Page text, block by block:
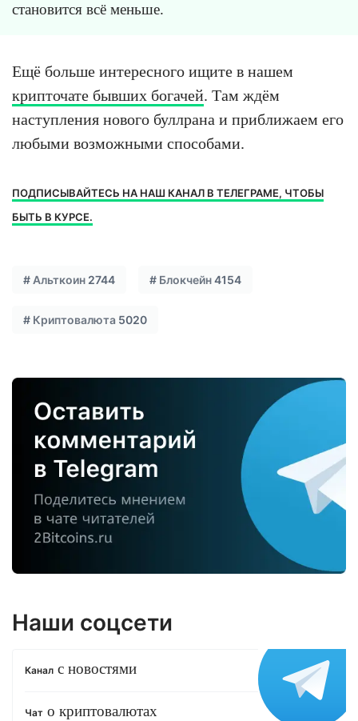
становится всё меньше.
Ещё больше интересного ищите в нашем
крипточате бывших богачей. Там ждём
наступления нового буллрана и приближаем его
любыми возможными способами.
ПОДПИСЫВАЙТЕСЬ НА НАШ КАНАЛ В ТЕЛЕГРАМЕ, ЧТОБЫ
БЫТЬ В КУРСЕ.
# Альткоин 2744 # Блокчейн4154
# Криптовалюта 5020
Наши соцсети
Канал с новостями
Чат о криптовалютах